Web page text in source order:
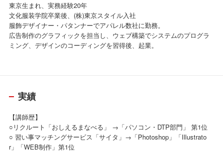
東京生まれ、実務経験20年
文化服装学院卒業後、(株)東京スタイル入社
服飾デザイナー・パタンナーでアパレル数社に勤務。
広告制作のグラフィックを担当し、ウェブ構築でシステムのプログラ
ミング、デザインのコーディングを習得後、起業。
実績
【講師歴】
○リクルート「おしえるまなべる」 →「パソコン・DTP部門」 第1位
○ 習い事マッチングサービス「サイタ」→「Photoshop」「Illustrato
r」「WEB制作」第1位